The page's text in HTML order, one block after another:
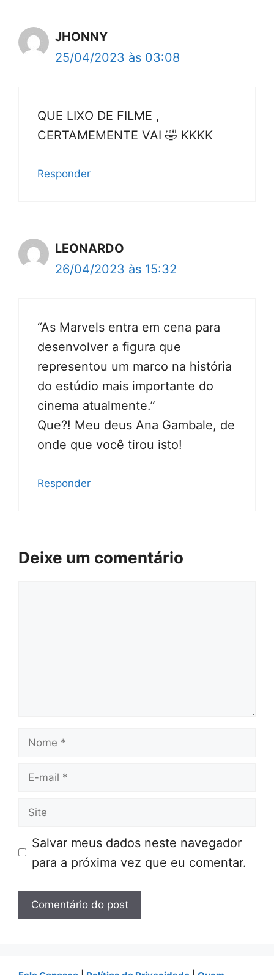
JHONNY
25/04/2023 às 03:08
QUE LIXO DE FILME ,
CERTAMEMENTE VAI 🤣 KKKK
Responder
LEONARDO
26/04/2023 às 15:32
“As Marvels entra em cena para
desenvolver a figura que
representou um marco na história
do estúdio mais importante do
cinema atualmente.”
Que?! Meu deus Ana Gambale, de
onde que você tirou isto!
Responder
Deixe um comentário
Nome
E-
Site
Salvar meus dados neste navegador
para a próxima vez que eu comentar.